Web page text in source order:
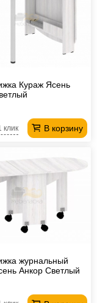
Кураж Ясень
В корзину
клик
журнальный
Анкор Светлый